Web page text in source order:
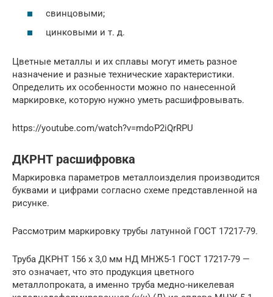
свинцовыми;
цинковыми и т. д.
Цветные металлы и их сплавы могут иметь разное
назначение и разные технические характеристики.
Определить их особенности можно по нанесенной
маркировке, которую нужно уметь расшифровывать.
https://youtube.com/watch?v=mdoP2iQrRPU
ДКРНТ расшифровка
Маркировка параметров металлоизделия производится
буквами и цифрами согласно схеме представленной на
рисунке.
Рассмотрим маркировку трубы латунной ГОСТ 17217-79.
Труба ДКРНТ 156 х 3,0 мм НД МНЖ5-1 ГОСТ 17217-79 —
это означает, что это продукция цветного
металлопроката, а именно труба медно-никелевая